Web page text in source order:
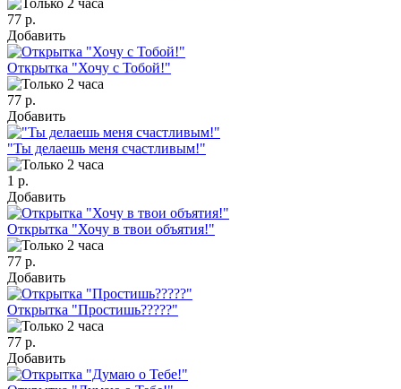
77 р.
Добавить
Открытка "Хочу с Тобой!"
77 р.
Добавить
"Ты делаешь меня счастливым!"
1 р.
Добавить
Открытка "Хочу в твои объятия!"
77 р.
Добавить
Открытка "Простишь?????"
77 р.
Добавить